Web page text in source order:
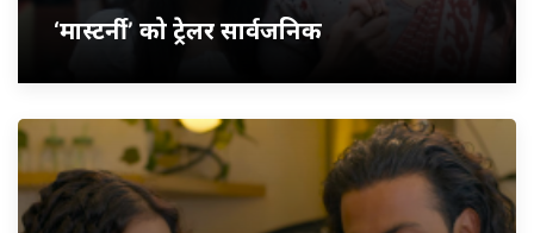
‘मास्टर्नी’ को ट्रेलर सार्वजनिक